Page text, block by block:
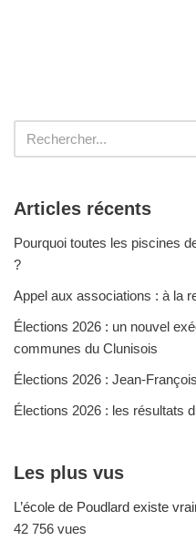
Articles récents
Pourquoi toutes les piscines
?
Appel aux associations : à la
Élections 2026 : un nouvel
communes du Clunisois
Élections 2026 : Jean-
Élections 2026 : les résultats
Les plus vus
L’école de Poudlard existe
42 756 vues